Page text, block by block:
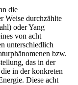
die
Weise durchzählte
oder Yang
von acht
unterschiedlich
bzw.
das in der
in der konkreten
Diese acht